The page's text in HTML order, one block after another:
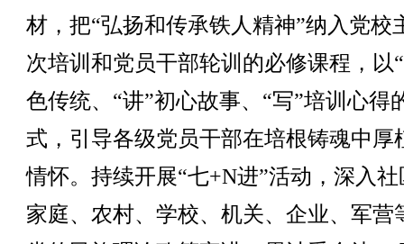
材，把“弘扬和传承铁人精神”纳入党校
次培训和党员干部轮训的必修课程，以
色传统、“讲”初心故事、“写”培训心得
式，引导各级党员干部在培根铸魂中厚
情怀。持续开展“七+N进”活动，深入社
家庭、农村、学校、机关、企业、军营